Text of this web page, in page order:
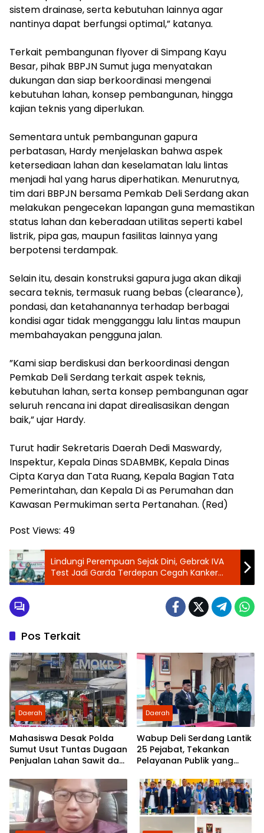
sistem drainase, serta kebutuhan lainnya agar
nantinya dapat berfungsi optimal,” katanya.
‎Terkait pembangunan flyover di Simpang Kayu
Besar, pihak BBPJN Sumut juga menyatakan
dukungan dan siap berkoordinasi mengenai
kebutuhan lahan, konsep pembangunan, hingga
kajian teknis yang diperlukan.
‎Sementara untuk pembangunan gapura
perbatasan, Hardy menjelaskan bahwa aspek
ketersediaan lahan dan keselamatan lalu lintas
menjadi hal yang harus diperhatikan. Menurutnya,
tim dari BBPJN bersama Pemkab Deli Serdang akan
melakukan pengecekan lapangan guna memastikan
status lahan dan keberadaan utilitas seperti kabel
listrik, pipa gas, maupun fasilitas lainnya yang
berpotensi terdampak.
‎Selain itu, desain konstruksi gapura juga akan dikaji
secara teknis, termasuk ruang bebas (clearance),
pondasi, dan ketahanannya terhadap berbagai
kondisi agar tidak mengganggu lalu lintas maupun
membahayakan pengguna jalan.
‎”Kami siap berdiskusi dan berkoordinasi dengan
Pemkab Deli Serdang terkait aspek teknis,
kebutuhan lahan, serta konsep pembangunan agar
seluruh rencana ini dapat direalisasikan dengan
baik,” ujar Hardy.
Turut hadir Sekretaris Daerah Dedi Maswardy,
Inspektur, Kepala Dinas SDABMBK, Kepala Dinas
Cipta Karya dan Tata Ruang, Kepala Bagian Tata
Pemerintahan, dan Kepala Di as Perumahan dan
Kawasan Permukiman serta Pertanahan. (Red)
Post Views: 49
Lindungi Perempuan Sejak Dini, Gebrak IVA
Test Jadi Garda Terdepan Cegah Kanker
Serviks di Deli Tua
Pos Terkait
Daerah
Mahasiswa Desak Polda
Sumut Usut Tuntas Dugaan
Penjualan Lahan Sawit dan
Partai Demokrat Sumut
Daerah
Wabup Deli Serdang Lantik
25 Pejabat, Tekankan
Pelayanan Publik yang